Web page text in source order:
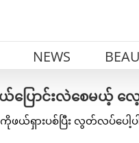
NEWS
ပြောင်းလဲစေမယ့် လေ့
ဖယ်ရှားပစ်ပြီး လွတ်လပ်ပ